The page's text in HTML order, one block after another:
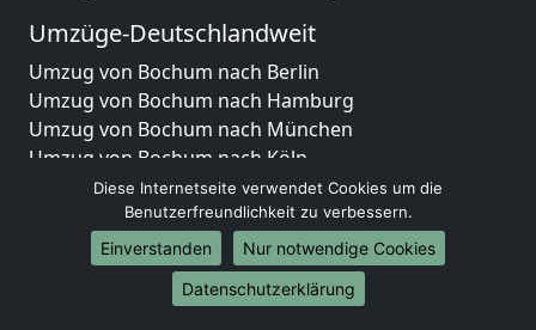
Umzüge-Deutschlandweit
Umzug von Bochum nach Berlin
Umzug von Bochum nach Hamburg
Umzug von Bochum nach München
Umzug von Bochum nach Köln
Umzug von Bochum nach Frankfurt am Main
Umzug von Bochum nach Stuttgart
Umzug von Bochum nach Düsseldorf
Umzug von Bochum nach Leipzig
Umzug von Bochum nach Dortmund
Diese Internetseite verwendet Cookies um die
Benutzerfreundlichkeit zu verbessern.
Einverstanden
Nur notwendige Cookies
Datenschutzerklärung